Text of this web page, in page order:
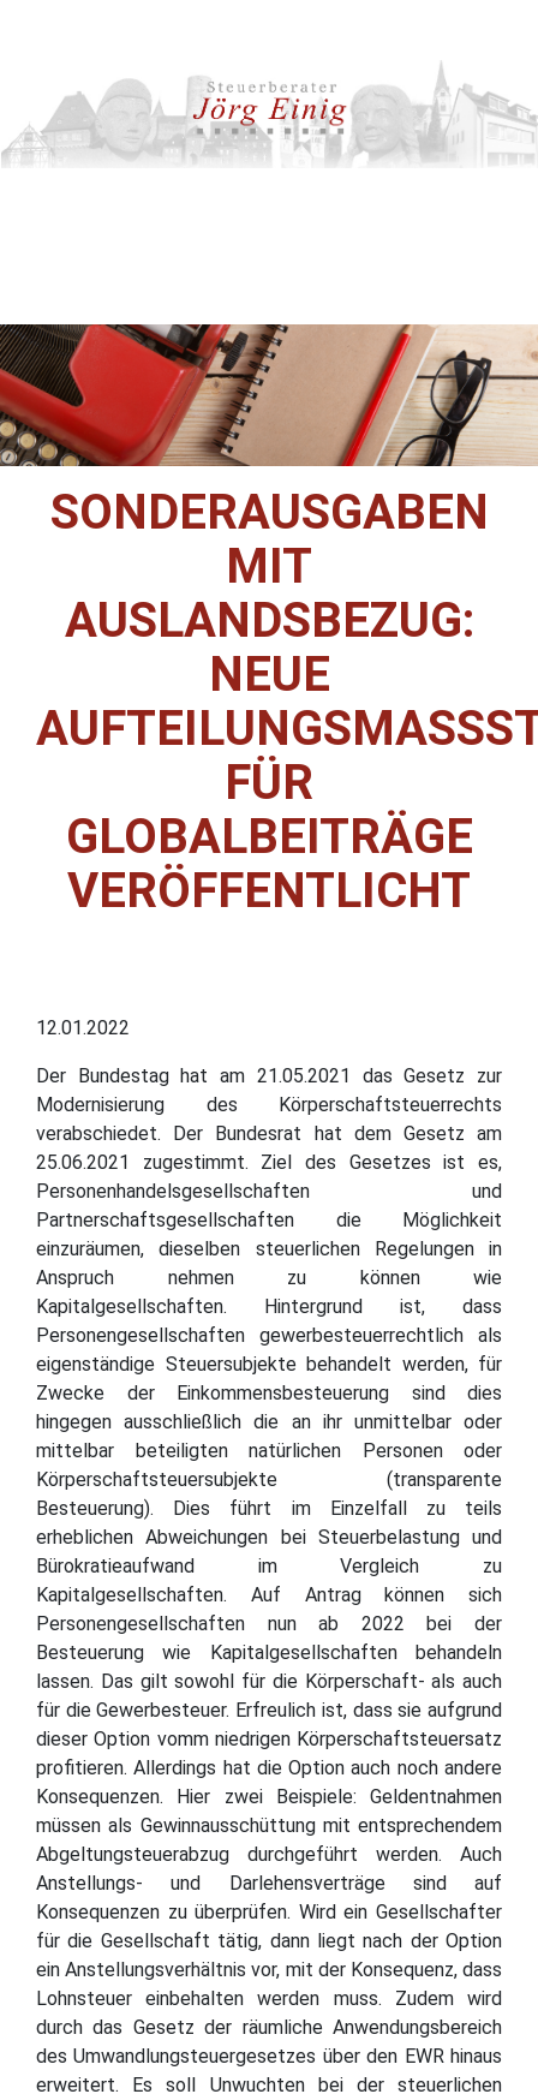
SONDERAUSGABEN
MIT
AUSLANDSBEZUG:
NEUE
ÜR G
LOBALBEITRÄGE V
ERÖFFENTLICHT
12.01.2022
Der Bundestag hat am 21.05.2021 das Gesetz zur
Modernisierung des Körperschaftsteuerrechts
verabschiedet. Der Bundesrat hat dem Gesetz am
25.06.2021 zugestimmt. Ziel des Gesetzes ist es,
Personenhandelsgesellschaften und
Partnerschaftsgesellschaften die Möglichkeit
einzuräumen, dieselben steuerlichen Regelungen in
Anspruch nehmen zu können wie
Kapitalgesellschaften. Hintergrund ist, dass
Personengesellschaften gewerbesteuerrechtlich als
eigenständige Steuersubjekte behandelt werden, für
Zwecke der Einkommensbesteuerung sind dies
hingegen ausschließlich die an ihr unmittelbar oder
mittelbar beteiligten natürlichen Personen oder
Körperschaftsteuersubjekte (transparente
Besteuerung). Dies führt im Einzelfall zu teils
erheblichen Abweichungen bei Steuerbelastung und
Bürokratieaufwand im Vergleich zu
Kapitalgesellschaften. Auf Antrag können sich
Personengesellschaften nun ab 2022 bei der
Besteuerung wie Kapitalgesellschaften behandeln
lassen. Das gilt sowohl für die Körperschaft- als auch
für die Gewerbesteuer. Erfreulich ist, dass sie aufgrund
dieser Option vomm niedrigen Körperschaftsteuersatz
profitieren. Allerdings hat die Option auch noch andere
Konsequenzen. Hier zwei Beispiele: Geldentnahmen
müssen als Gewinnausschüttung mit entsprechendem
Abgeltungsteuerabzug durchgeführt werden. Auch
Anstellungs- und Darlehensverträge sind auf
Konsequenzen zu überprüfen. Wird ein Gesellschafter
für die Gesellschaft tätig, dann liegt nach der Option
ein Anstellungsverhältnis vor, mit der Konsequenz, dass
Lohnsteuer einbehalten werden muss. Zudem wird
durch das Gesetz der räumliche Anwendungsbereich
des Umwandlungsteuergesetzes über den EWR hinaus
erweitert. Es soll Unwuchten bei der steuerlichen